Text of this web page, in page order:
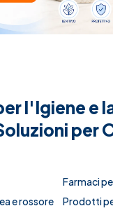
l'Igiene e
per
Farmaci
e rossore
Prodotti